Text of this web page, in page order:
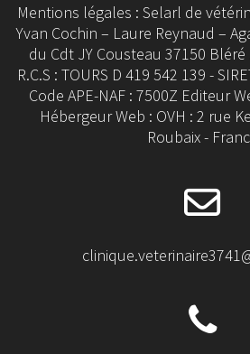
Mentions légales : Selarl de
Yvan Cochin – Laure Reynaud –
du Cdt JY Cousteau 37150 Bléré
R.C.S : TOURS D 419 542 139 -
Code APE-NAF : 7500Z Editeur
Hébergeur Web : OVH : 2 rue
Roubaix -